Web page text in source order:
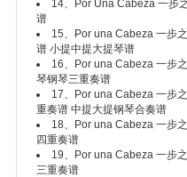
14、
Por Una Cabeza 一步
谱
15、
Por una Cabeza 一步
谱 小提中提大提琴谱
16、
Por una Cabeza 一步
琴钢琴三重奏谱
17、
Por una Cabeza 一步
重奏谱 中提大提钢琴合奏谱
18、
Por una Cabeza 一步
四重奏谱
19、
Por una Cabeza 一步
三重奏谱